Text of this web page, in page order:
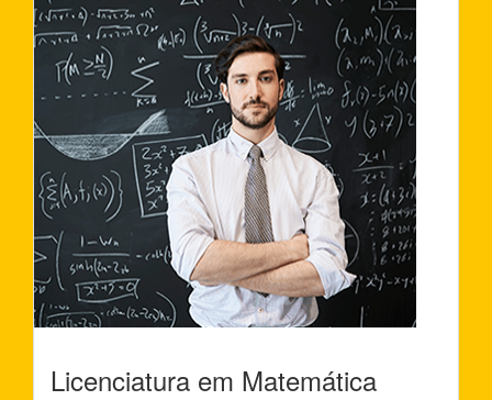
Licenciatura em Matemática